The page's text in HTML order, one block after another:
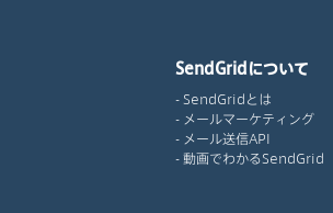
SendGridについて
SendGridとは
メールマーケティング
メール送信API
動画でわかるSendGrid